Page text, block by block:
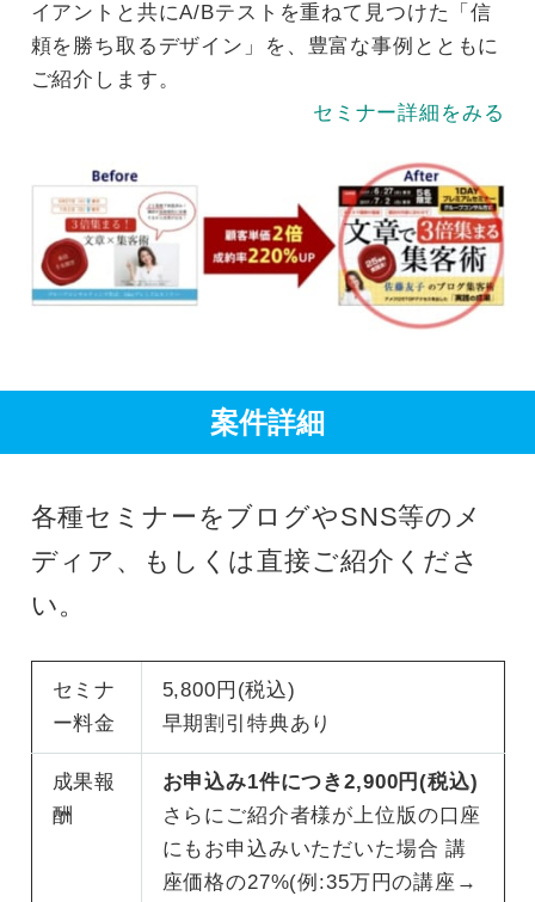
イアントと共にA/Bテストを重ねて見つけた「信
頼を勝ち取るデザイン」を、豊富な事例とともに
ご紹介します。
セミナー詳細をみる
案件詳細
各種セミナーをブログやSNS等のメ
ディア、もしくは直接ご紹介くださ
い。
セミナ
ー料金
5,800円(税込)
早期割引特典あり
成果報
酬
お申込み1件につき2,900円(税込)
さらにご紹介者様が上位版の口座
にもお申込みいただいた場合 講
座価格の27%(例:35万円の講座→